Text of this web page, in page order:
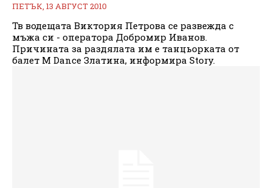
ПЕТЪК, 13 АВГУСТ 2010
Тв водещата Виктория Петрова се развежда с
мъжа си - оператора Добромир Иванов.
Причината за раздялата им е танцьорката от
балет M Dance Златина, информира Story.